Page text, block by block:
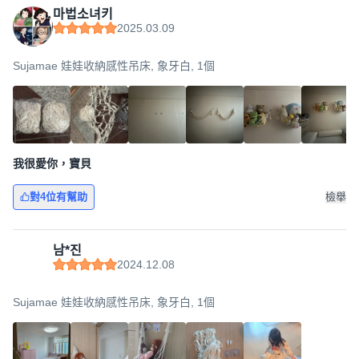
마법소녀키
2025.03.09
Sujamae 娃娃收納感性吊床, 象牙白, 1個
我很愛你，寶貝
對4位有幫助 檢舉
남*진
2024.12.08
Sujamae 娃娃收納感性吊床, 象牙白, 1個